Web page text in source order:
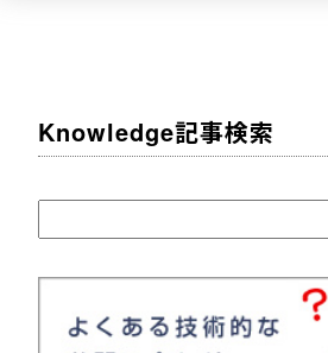
Knowledge記事検索